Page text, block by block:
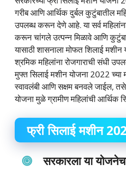
गरीब आणि आर्थिक दुर्बल कुटुंबातील
उपलब्ध करून देणे आहे. या सर्व
करून चांगले उत्पन्न मिळावे आणि
यासाठी शासनाला मोफत शिलाई मशीन
श्रमिक महिलांना रोजगाराची संधी
मुफ्त सिलाई मशीन योजना 2022 च्या
स्वावलंबी आणि सक्षम बनवले जाईल,
योजना मुळे ग्रामीण महिलांची आर्थिक
फ्री सिलाई मशीन
सरकारला या